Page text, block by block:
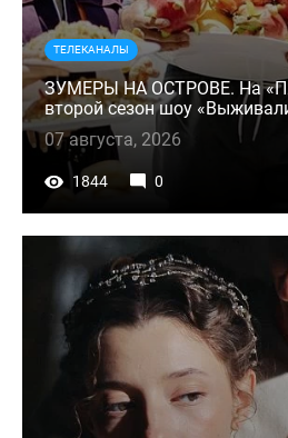
ТЕЛЕКАНАЛЫ
ЗУМЕРЫ НА ОСТРОВЕ. На
второй сезон шоу
07 августа, 2026
1844 0